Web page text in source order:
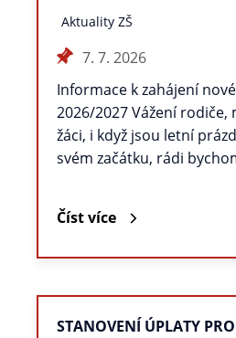
Aktuality ZŠ
7. 7. 2026
Informace k zahájení
2026/2027 Vážení rodiče,
žáci, i když jsou letní
svém začátku, rádi
Číst více
STANOVENÍ ÚPLATY